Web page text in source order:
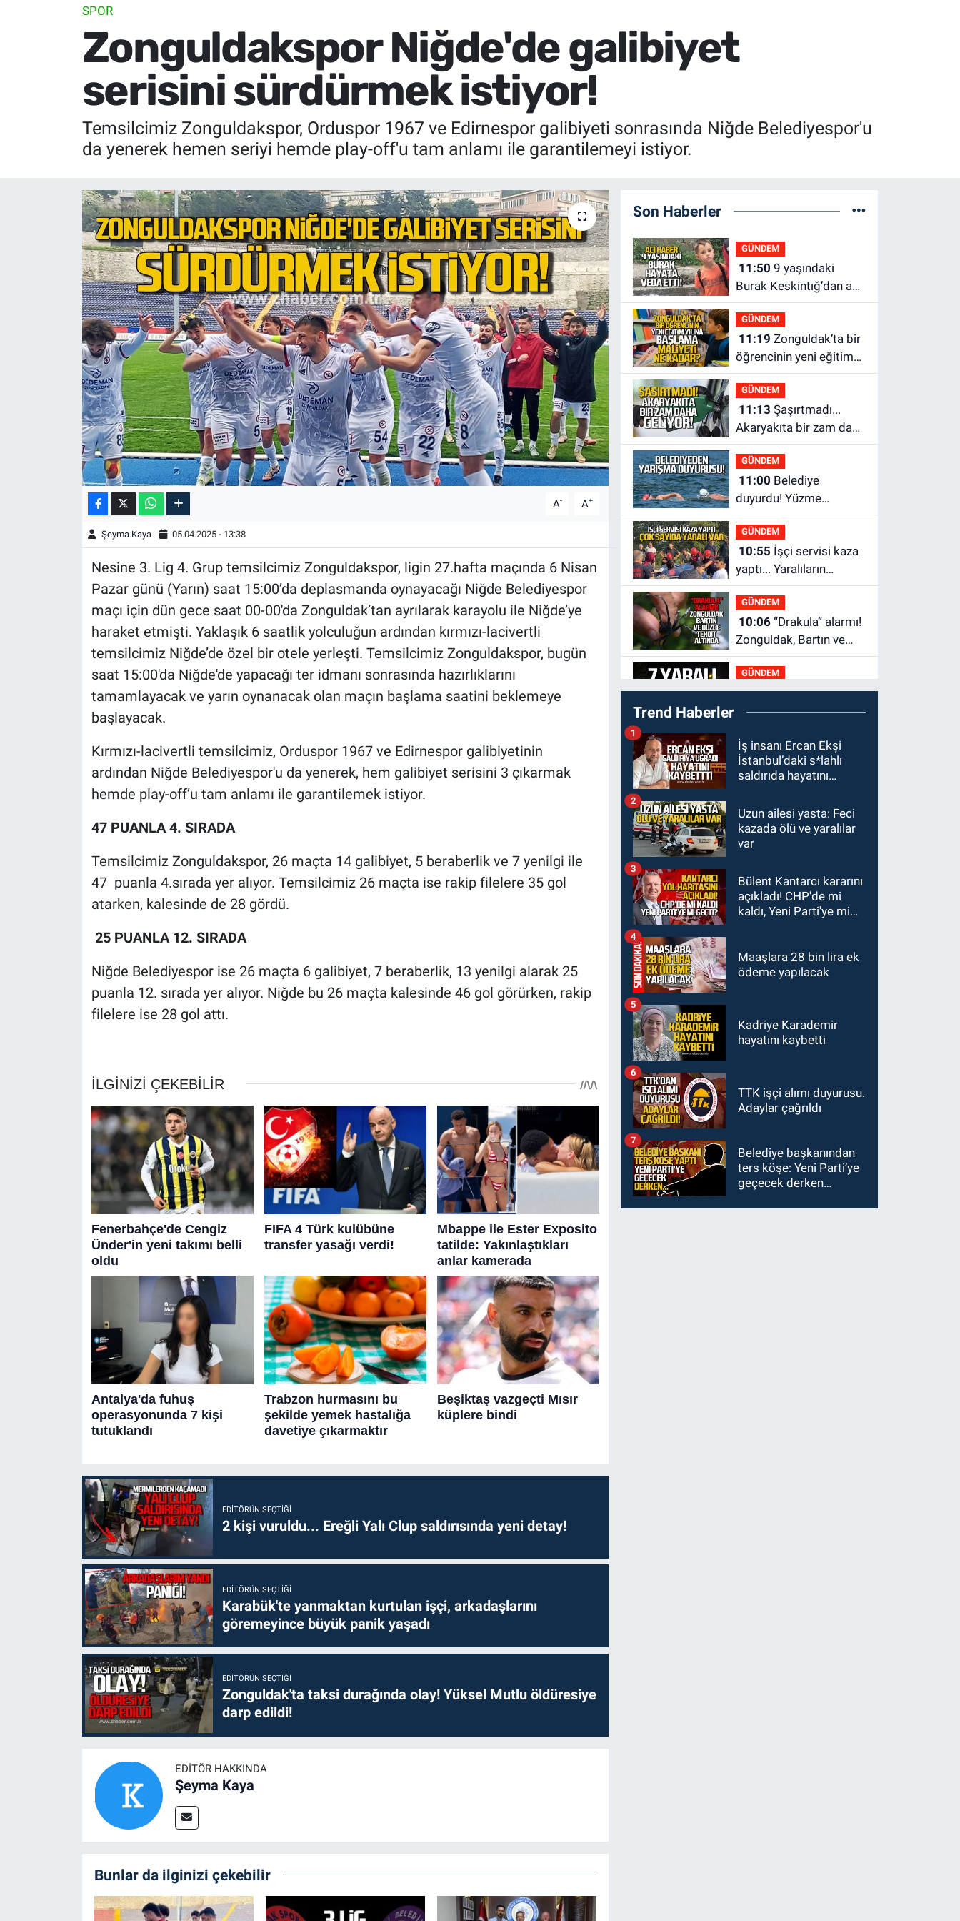
SPOR
Zonguldakspor Niğde'de galibiyet
serisini sürdürmek istiyor!
Temsilcimiz Zonguldakspor, Orduspor 1967 ve Edirnespor galibiyeti sonrasında Niğde Belediyespor'u
da yenerek hemen seriyi hemde play-off'u tam anlamı ile garantilemeyi istiyor.
A- A+
Şeyma Kaya 05.04.2025 - 13:38
Nesine 3. Lig 4. Grup temsilcimiz Zonguldakspor, ligin 27.hafta maçında 6 Nisan
Pazar günü (Yarın) saat 15:00’da deplasmanda oynayacağı Niğde Belediyespor
maçı için dün gece saat 00-00'da Zonguldak’tan ayrılarak karayolu ile Niğde’ye
haraket etmişti. Yaklaşık 6 saatlik yolculuğun ardından kırmızı-lacivertli
temsilcimiz Niğde’de özel bir otele yerleşti. Temsilcimiz Zonguldakspor, bugün
saat 15:00'da Niğde'de yapacağı ter idmanı sonrasında hazırlıklarını
tamamlayacak ve yarın oynanacak olan maçın başlama saatini beklemeye
başlayacak.
Kırmızı-lacivertli temsilcimiz, Orduspor 1967 ve Edirnespor galibiyetinin
ardından Niğde Belediyespor'u da yenerek, hem galibiyet serisini 3 çıkarmak
hemde play-off’u tam anlamı ile garantilemek istiyor.
47 PUANLA 4. SIRADA
Temsilcimiz Zonguldakspor, 26 maçta 14 galibiyet, 5 beraberlik ve 7 yenilgi ile
47 puanla 4.sırada yer alıyor. Temsilcimiz 26 maçta ise rakip filelere 35 gol
atarken, kalesinde de 28 gördü.
25 PUANLA 12. SIRADA
Niğde Belediyespor ise 26 maçta 6 galibiyet, 7 beraberlik, 13 yenilgi alarak 25
puanla 12. sırada yer alıyor. Niğde bu 26 maçta kalesinde 46 gol görürken, rakip
filelere ise 28 gol attı.
EDITÖRÜN SEÇTIĞI
2 kişi vuruldu... Ereğli Yalı Clup saldırısında yeni detay!
EDITÖRÜN SEÇTIĞI
Karabük'te yanmaktan kurtulan işçi, arkadaşlarını
göremeyince büyük panik yaşadı
EDITÖRÜN SEÇTIĞI
Zonguldak'ta taksi durağında olay! Yüksel Mutlu öldüresiye
darp edildi!
EDITÖR HAKKINDA
Şeyma Kaya
Bunlar da ilginizi çekebilir
Son Haberler
GÜNDEM
11:50
Burak Keskintığ’dan acı
haber
GÜNDEM
11:19
öğrencinin yeni eğitim
yılına başlama maliyeti
ne kadar?
GÜNDEM
11:13
Akaryakıta bir zam daha
geliyor
GÜNDEM
11:00
duyurdu! Yüzme
yarışması ertelendi
GÜNDEM
10:55
yaptı... Yaralıların
durumu ağır
GÜNDEM
10:06“Drakula” alarmı!
Zonguldak, Bartın ve
Düzce tehdit altında
GÜNDEM
09:52Karabük'te kaza
yaptılar: 7 yaralı
GÜNDEM
09:43Arkadaşlıklar &
Dostluklar
GÜNDEM
00:40Merve Kır
Müftüoğlu Anadolu’yu
yapılanmaları
şekillendiriyor
GÜNDEM
00:10Zonguldak'ta 15
yaşındaki çocuk
Trend Haberler
İş insanı Ercan Ekşi
İstanbul’daki s*lahlı
saldırıda hayatını
1
Uzun ailesi yasta: Feci
kazada ölü ve yaralılar
var
2
Bülent Kantarcı kararını
açıkladı! CHP'de mi
kaldı, Yeni Parti'ye mi
3
Maaşlara 28 bin lira ek
ödeme yapılacak
4
Kadriye Karademir
hayatını kaybetti
5
TTK işçi alımı duyurusu.
Adaylar çağrıldı
6
Belediye başkanından
ters köşe: Yeni Parti’ye
geçecek derken…
7